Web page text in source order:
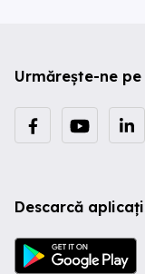
Urmărește-ne pe
Descarcă